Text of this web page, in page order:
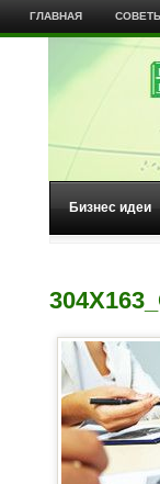
ГЛАВНАЯ
Бизнес идеи